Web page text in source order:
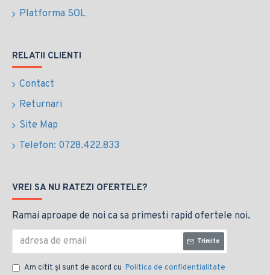
Platforma SOL
RELATII CLIENTI
Contact
Returnari
Site Map
Telefon: 0728.422.833
VREI SA NU RATEZI OFERTELE?
Ramai aproape de noi ca sa primesti rapid ofertele noi.
Trimite
Am citit şi sunt de acord cu Politica de confidentialitate